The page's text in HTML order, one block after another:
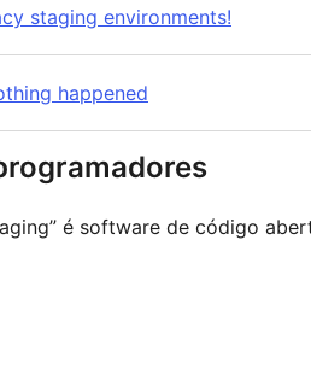
staging environments!
happened
é software de código